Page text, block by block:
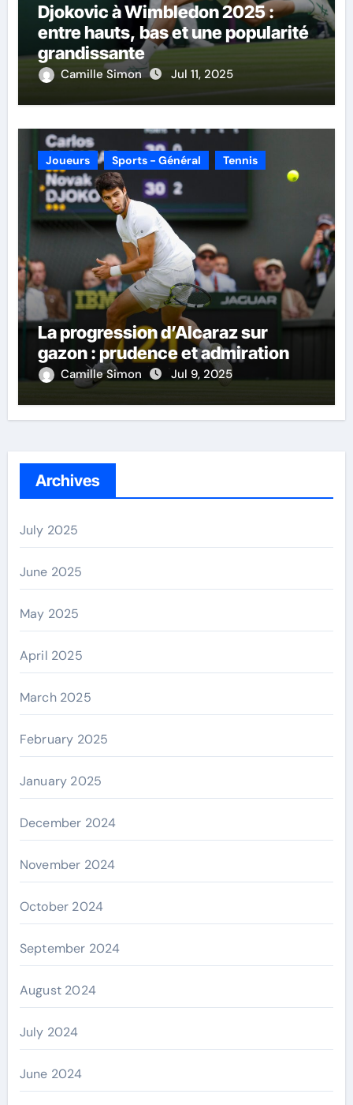
Djokovic à Wimbledon 2025 :
entre hauts, bas et une popularité
grandissante
Camille Simon Jul 11, 2025
Joueurs Sports - Général Tennis
La progression d’Alcaraz sur
gazon : prudence et admiration
Camille Simon Jul 9, 2025
Archives
July 2025
June 2025
May 2025
April 2025
March 2025
February 2025
January 2025
December 2024
November 2024
October 2024
September 2024
August 2024
July 2024
June 2024